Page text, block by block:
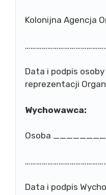
Kolonijna Agencja
Data i podpis
reprezentacji
Wychowawca:
Osoba
Data i podpis